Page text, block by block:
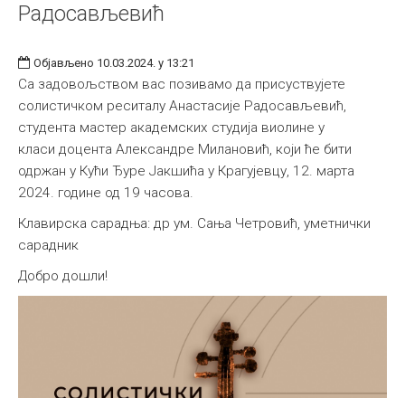
Примењена и ликовна уметност
Издаваштво
Библиотека
Међународна
Радосављевић
Објављено 10.03.2024. у 13:21
Са задовољством вас позивамо да присуствујете
солистичком реситалу Анастасије Радосављевић,
студента мастер академских студија виолине у
класи доцента Александре Милановић, који ће бити
одржан у Кући Ђуре Јакшића у Крагујевцу, 12. марта
2024. године од 19 часова.
Клавирска сарадња: др ум. Сања Четровић, уметнички
сарадник
Добро дошли!